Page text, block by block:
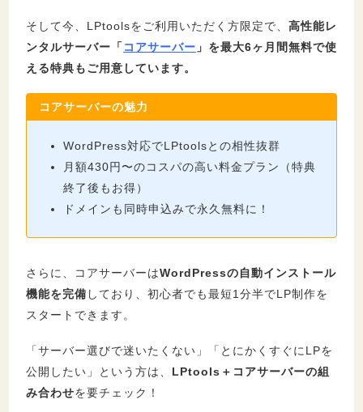
そして今、LPtoolsをご利用いただく方限定で、 高性能レ
ンタルサーバー「 コアサーバー 」を最大6ヶ月間無料で使
える特典もご用意しています。
コアサーバーの魅力
WordPress対応でLPtoolsとの相性抜群
月額430円〜のコスパの高い料金プラン（特典
終了後もお得）
ドメインも同時申込みで永久無料に！
さらに、コアサーバーはWordPressの自動インストール
機能を完備 しており、初心者でも最短1分半でLP制作を
スタートできます。
「サーバー選びで迷いたくない」「とにかくすぐにLPを
公開したい」という方は、 LPtools＋コアサーバーの組
み合わせを要チェック！